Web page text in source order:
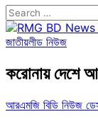
Search
for:
জাতীয়লীড নিউজ
করোনায় দেশে
আরএমজি বিডি নিউজ